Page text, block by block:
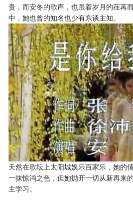
贵，而安冬的歌声，也跟着岁月的荏苒
中，她也曾的知名也少有东谈主知。
天然在歌坛上太阳城娱乐百家乐，她的
一抹惊鸿之色，但她抛开一切从新再来
主学习。